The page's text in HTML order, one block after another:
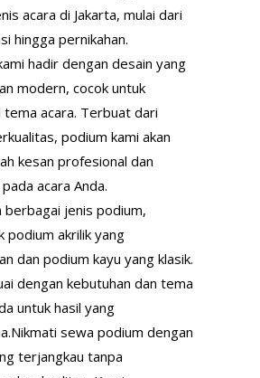
acara di Jakarta, mulai dari
hingga pernikahan.
hadir dengan desain yang
modern, cocok untuk
acara. Terbuat dari
podium kami akan
kesan profesional dan
acara Anda.
berbagai jenis podium,
podium akrilik yang
dan podium kayu yang klasik.
dengan kebutuhan dan tema
untuk hasil yang
sewa podium dengan
terjangkau tanpa